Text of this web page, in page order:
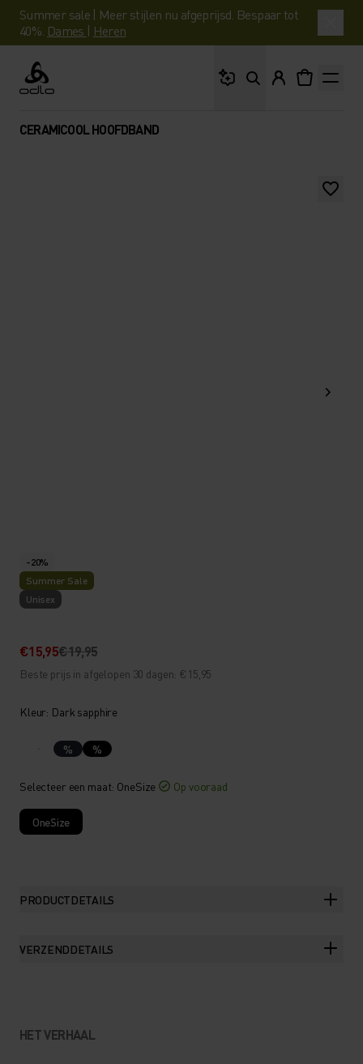
Summer sale | Meer stijlen nu afgeprijsd. Bespaar tot
40%. Dames | Heren
Odlo
CERAMICOOL HOOFDBAND
-20%
Summer Sale
Unisex
€15,95€19,95
Beste prijs in afgelopen 30 dagen: €15,95
Kleur: Dark sapphire
% %
Selecteer een maat: OneSize Op vooraad
OneSize
PRODUCTDETAILS
VERZENDDETAILS
HET VERHAAL